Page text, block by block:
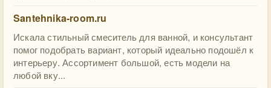
Santehnika-room.ru
Искала стильный смеситель для ванной, и консультант
помог подобрать вариант, который идеально подошёл к
интерьеру. Ассортимент большой, есть модели на
любой вку...